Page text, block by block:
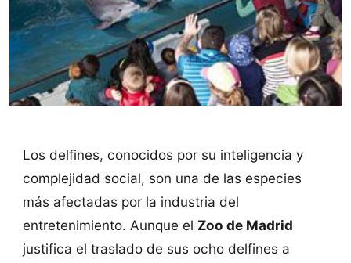
Los delfines, conocidos por su inteligencia y
complejidad social, son una de las especies
más afectadas por la industria del
entretenimiento. Aunque el Zoo de Madrid
justifica el traslado de sus ocho delfines a